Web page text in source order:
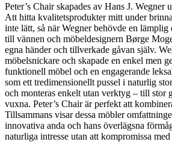
Peter’s Chair skapades av Hans J. Wegner
Att hitta kvalitetsprodukter mitt under
inte lätt, så när Wegner behövde en lämplig
till vännen och möbeldesignern Børge
egna händer och tillverkade gåvan själv.
möbelsnickare och skapade en enkel men
funktionell möbel och en engagerande
som ett tredimensionellt pussel i naturlig
och monteras enkelt utan verktyg – till stor
vuxna. Peter’s Chair är perfekt att
Tillsammans visar dessa möbler
innovativa anda och hans överlägsna
naturliga intresse utan att kompromissa